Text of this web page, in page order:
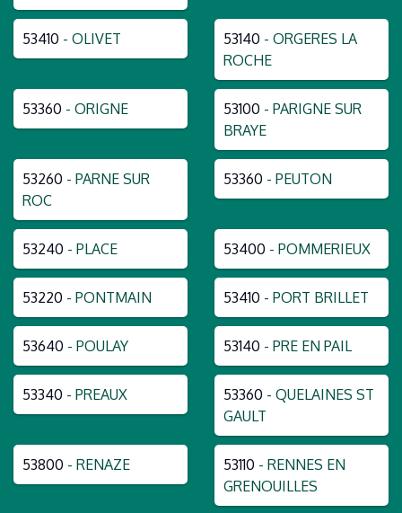
53410 - OLIVET 53140 - ORGERES LA
ROCHE
53360 - ORIGNE 53100 - PARIGNE SUR
BRAYE
53260 - PARNE SUR
ROC
53360 - PEUTON
53240 - PLACE 53400 - POMMERIEUX
53220 - PONTMAIN 53410 - PORT BRILLET
53640 - POULAY 53140 - PRE EN PAIL
53340 - PREAUX 53360 - QUELAINES ST
GAULT
53800 - RENAZE 53110 - RENNES EN
GRENOUILLES